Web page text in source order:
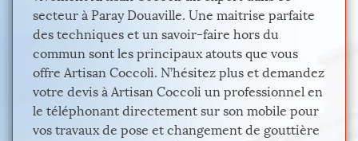
secteur à Paray Douaville. Une maitrise parfaite
des techniques et un savoir-faire hors du
commun sont les principaux atouts que vous
offre Artisan Coccoli. N’hésitez plus et demandez
votre devis à Artisan Coccoli un professionnel en
le téléphonant directement sur son mobile pour
vos travaux de pose et changement de gouttière